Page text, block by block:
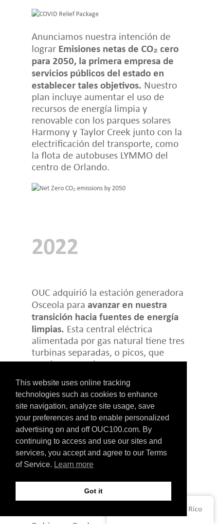
Anunciamos nuestra intención de
lograr Emisiones netas de CO₂ cero
para 2050, la primera empresa de
servicios públicos del estado en
establecer tales objetivos. Nuestro
plan incluye aumentar el uso de
recursos de energía limpia y
renovable con los parques solares
Harmony y Taylor Creek junto con la
electrificación del transporte, como
la flota de autobuses LYMMO del
centro de Orlando.
2022
OUC adquirió la estación generadora
Osceola para avanzar en nuestra
transición hacia fuentes de energía
limpias. Esta central eléctrica
alimentada por gas natural tiene tres
turbinas separadas, o picos, que
pueden encenderse o apagarse en
permite gestionar mejor las
fluctuaciones en la producción de
energía solar causadas por la
nubosidad.
2023
Español de Puerto Rico
This website uses online tracking
technologies such as cookies to enhance
site navigation, analyze site usage, save
your preferences and to enable personalized
advertising on and off OUC100.com. By
continuing to access and use our sites and
services, you accept and agree to our Terms
of Service. Learn more
Got it